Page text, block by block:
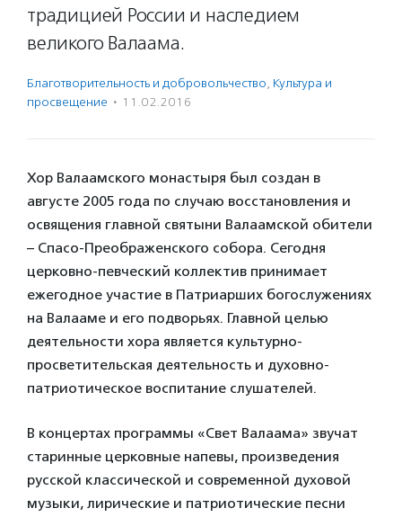
традицией России и наследием
великого Валаама.
Благотвори­тель­ность и доброволь­чест­во, Культура и
просвещение · 11.02.2016
Хор Валаамского монастыря был создан в
августе 2005 года по случаю восстановления и
освящения главной святыни Валаамской обители
– Спасо-Преображенского собора. Сегодня
церковно-певческий коллектив принимает
ежегодное участие в Патриарших богослужениях
на Валааме и его подворьях. Главной целью
деятельности хора является культурно-
просветительская деятельность и духовно-
патриотическое воспитание слушателей.
В концертах программы «Свет Валаама» звучат
старинные церковные напевы, произведения
русской классической и современной духовой
музыки, лирические и патриотические песни